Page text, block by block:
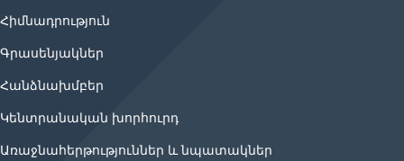
Հիմնադրություն
Գրասենյակներ
Հանձնախմբեր
Կենտրանական խորհուրդ
Առաջնահերթություններ և նպատակներ